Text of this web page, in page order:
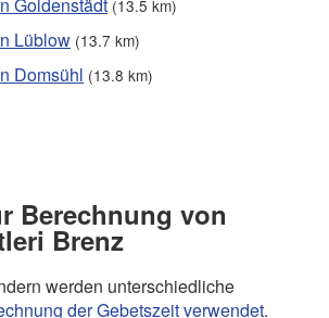
(13.5 km)
Lüblow (13.7 km)
Domsühl (13.8 km)
Berechnung von
Brenz
werden unterschiedliche
der Gebetszeit verwendet.